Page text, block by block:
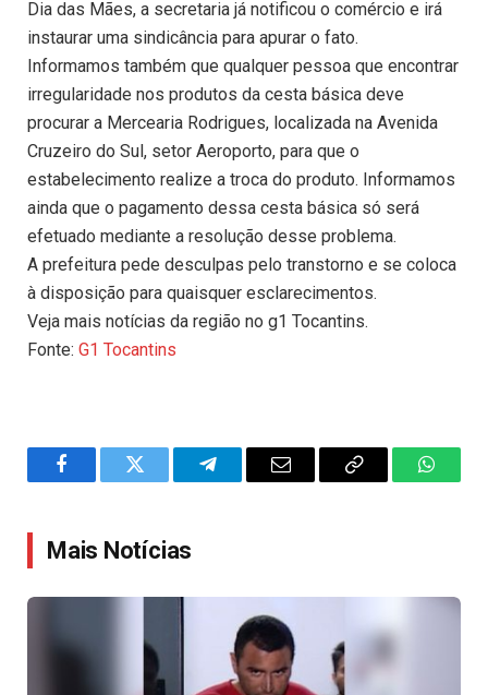
Dia das Mães, a secretaria já notificou o comércio e irá
instaurar uma sindicância para apurar o fato.
Informamos também que qualquer pessoa que encontrar
irregularidade nos produtos da cesta básica deve
procurar a Mercearia Rodrigues, localizada na Avenida
Cruzeiro do Sul, setor Aeroporto, para que o
estabelecimento realize a troca do produto. Informamos
ainda que o pagamento dessa cesta básica só será
efetuado mediante a resolução desse problema.
A prefeitura pede desculpas pelo transtorno e se coloca
à disposição para quaisquer esclarecimentos.
Veja mais notícias da região no g1 Tocantins.
Fonte: G1 Tocantins
FacebookTwitter TelegramEmail
Copy
Mais Notícias